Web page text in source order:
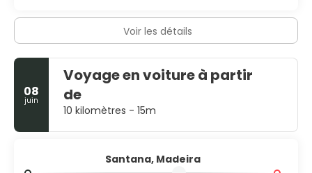
Voir les détails
08
juin
Voyage en voiture à partir
de
10 kilomètres - 15m
Santana, Madeira